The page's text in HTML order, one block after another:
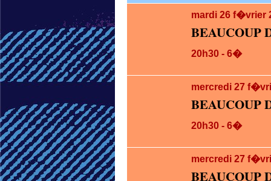
mardi 26 f�vrier
BEAUCOUP
20h30 - 6�
mercredi 27
BEAUCOUP
20h30 - 6�
mercredi 27
BEAUCOUP